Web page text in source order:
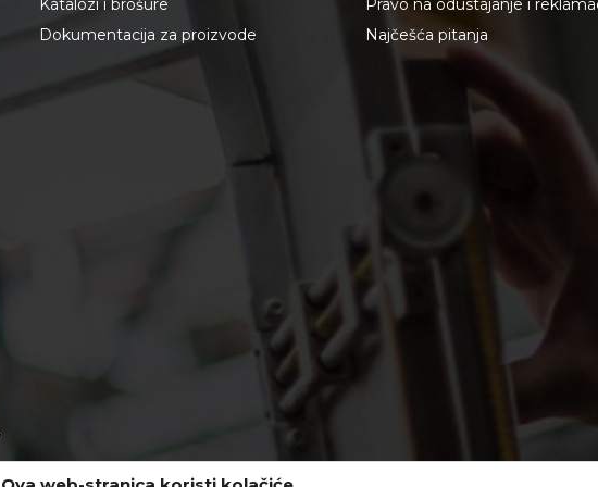
Katalozi i brošure
Dokumentacija za proizvode
Pravo na odustajanje i
Najčešća pitanja